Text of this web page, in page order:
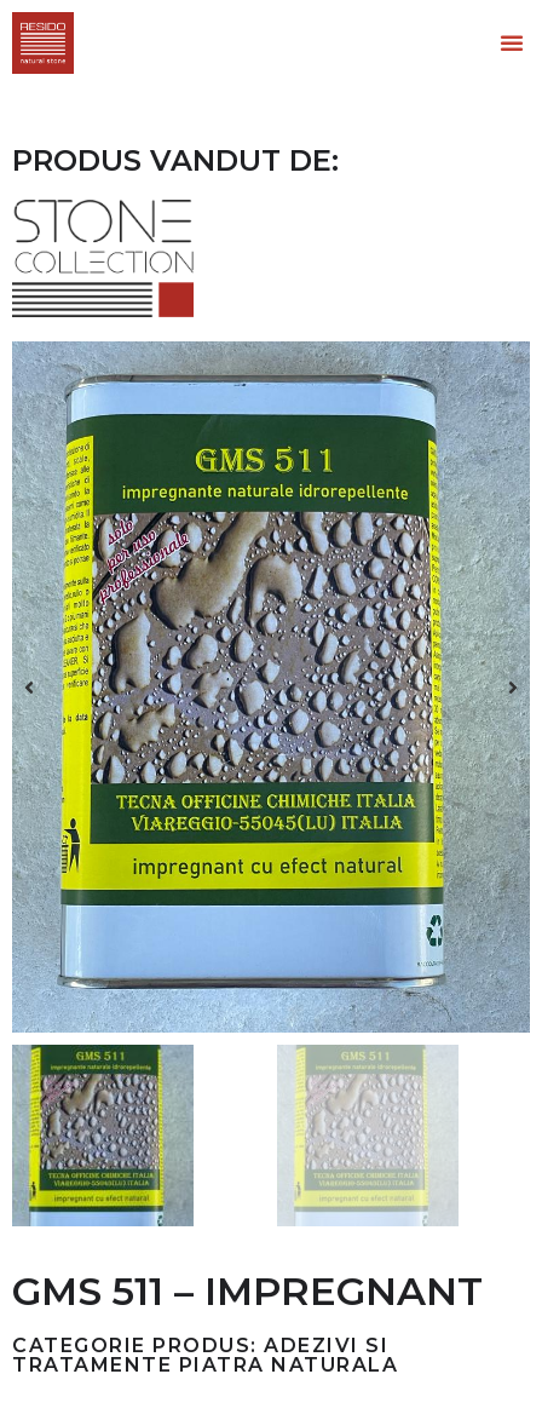
PRODUS VANDUT DE:
GMS 511 – IMPREGNANT
CATEGORIE PRODUS: ADEZIVI SI
TRATAMENTE PIATRA NATURALA